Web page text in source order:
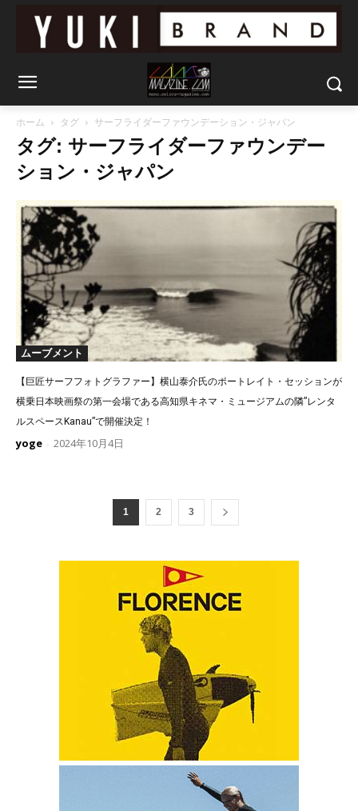
ホーム タグ サーフライダーファウンデーション・ジャパン
タグ: サーフライダーファウンデー
ション・ジャパン
ムーブメント
【巨匠サーフフォトグラファー】横山泰介氏のポートレイト・セッションが
横乗日本映画祭の第一会場である高知県キネマ・ミュージアムの隣”レンタ
ルスペースKanau”で開催決定！
yoge - 2024年10月4日
1 2 3